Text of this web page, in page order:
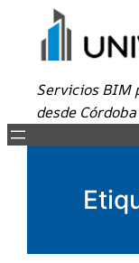
Servicios BIM
desde